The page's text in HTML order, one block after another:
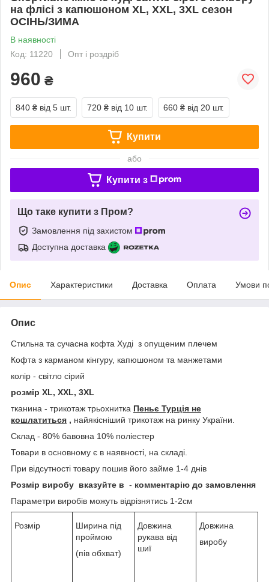
на флісі з капюшоном XL, XXL, 3XL сезон
ОСІНЬ/ЗИМА
В наявності
Код: 11220
Опт і роздріб
960 ₴
840 ₴ від 5 шт. 720 ₴ від 10 шт. 660 ₴ від 20 шт.
Купити
або
Купити з
Що таке купити з Пром?
Замовлення під захистом
Доступна доставка
Опис Характеристики Доставка Оплата Умови
Опис
Стильна та сучасна кофта Худі з опущеним плечем
Кофта з карманом кінгуру, капюшоном та манжетами
колір - світло сірий
розмір XL, XXL, 3XL
тканина - трикотаж трьохнитка Пеньє Турція не
кошлатиться , найякісніший трикотаж на ринку України.
Склад - 80% бавовна 10% поліестер
Товари в основному є в наявності, на складі.
При відсутності товару пошив його займе 1-4 днів
Розмір виробу вказуйте в - комментарію до замовлення
Параметри виробів можуть відрізнятись 1-2см
Розмір
Ширина під
проймою
(пів обхват)
Довжина
рукава від
шиї
Довжина
виробу